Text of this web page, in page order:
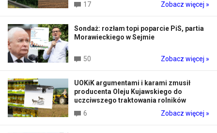
17
Zobacz więcej »
Sondaż: rozłam topi poparcie PiS, partia
Morawieckiego w Sejmie
50 Zobacz więcej »
UOKiK argumentami i karami zmusił
producenta Oleju Kujawskiego do
uczciwszego traktowania rolników
6
Zobacz więcej »